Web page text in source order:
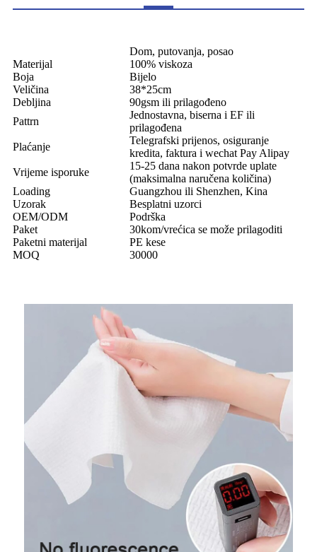
Dom, putovanja, posao
Materijal
100% viskoza
Boja
Bijelo
Veličina
38*25cm
Debljina
90gsm ili prilagođeno
Pattrn
Jednostavna, biserna i EF ili
prilagođena
Plaćanje
Telegrafski prijenos, osiguranje
kredita, faktura i wechat Pay Alipay
Vrijeme isporuke
15-25 dana nakon potvrde uplate
(maksimalna naručena količina)
Loading
Guangzhou ili Shenzhen, Kina
Uzorak
Besplatni uzorci
OEM/ODM
Podrška
Paket
30kom/vrećica se može prilagoditi
Paketni materijal
PE kese
MOQ
30000